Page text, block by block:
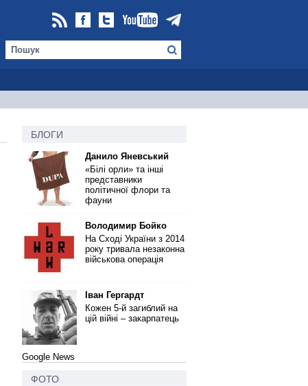
БЛОГИ
Данило Яневський
«Білі орли» та інші
представники
політичної флори та
фауни
Володимир Бойко
На Сході України з 2014
року тривала незаконна
військова операція
Іван Гергардт
Кожен 5-й загиблий на
цій війні – закарпатець
Google News
ФОТО